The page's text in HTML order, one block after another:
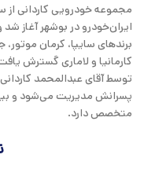
ایران‌خودرو در بوشهر آغاز شد
برندهای سایپا، کرمان
کارمانیا و لاماری گسترش
توسط آقای عبدالمحمد
متخصص دارد.